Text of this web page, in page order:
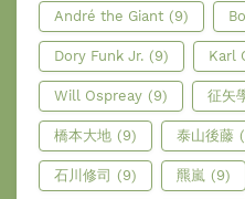
André the Giant (9)
Dory Funk Jr. (9) Karl
Will Ospreay (9) 征矢
橋本大地 (9) 泰山後藤
石川修司 (9) 羆嵐 (9)